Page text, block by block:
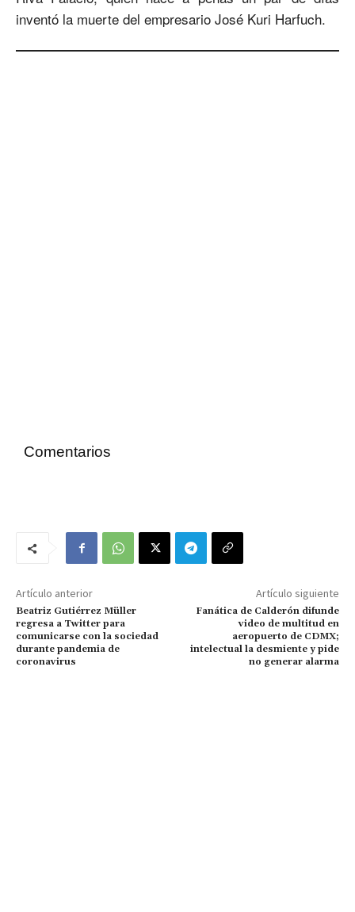
inventó la muerte del empresario José Kuri Harfuch.
Comentarios
Artículo anterior
Beatriz Gutiérrez Müller
regresa a Twitter para
comunicarse con la sociedad
durante pandemia de
coronavirus
Artículo siguiente
Fanática de Calderón difunde
video de multitud en
aeropuerto de CDMX;
intelectual la desmiente y pide
no generar alarma